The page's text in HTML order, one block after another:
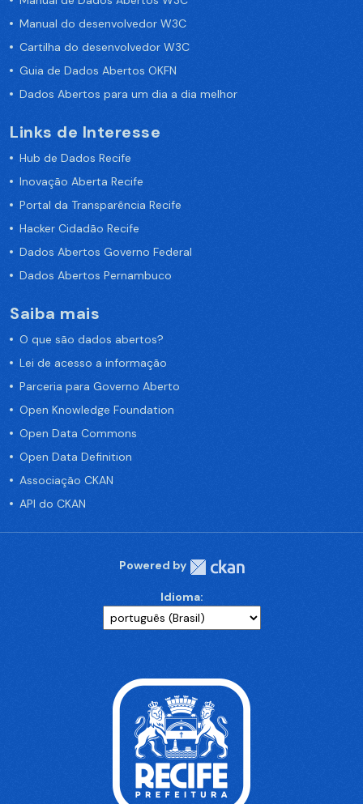
Manual do desenvolvedor W3C
Cartilha do desenvolvedor W3C
Guia de Dados Abertos OKFN
Dados Abertos para um dia a dia melhor
Links de Interesse
Hub de Dados Recife
Inovação Aberta Recife
Portal da Transparência Recife
Hacker Cidadão Recife
Dados Abertos Governo Federal
Dados Abertos Pernambuco
Saiba mais
O que são dados abertos?
Lei de acesso a informação
Parceria para Governo Aberto
Open Knowledge Foundation
Open Data Commons
Open Data Definition
Associação CKAN
API do CKAN
Powered by
Idioma